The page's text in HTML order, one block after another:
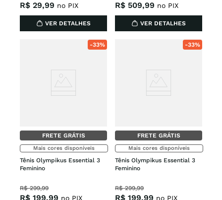
R$ 29,99 no PIX
VER DETALHES
R$ 509,99 no PIX
VER DETALHES
-33%
FRETE GRÁTIS
Mais cores disponíveis
Tênis Olympikus Essential 3
Feminino
R$ 299,99
R$ 199,99 no PIX
-33%
FRETE GRÁTIS
Mais cores disponíveis
Tênis Olympikus Essential 3
Feminino
R$ 299,99
R$ 199,99 no PIX